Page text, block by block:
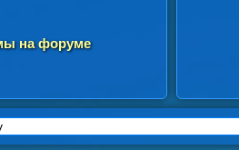
на форуме